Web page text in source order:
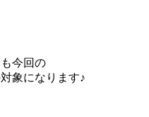
今回の
象になります♪